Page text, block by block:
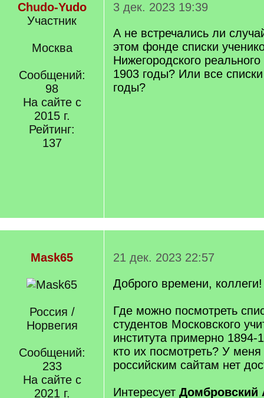
Chudo-Yudo
Участник
Москва
Сообщений:
98
На сайте с
2015 г.
Рейтинг:
137
3 дек. 2023 19:39
А не встречались ли
этом фонде списки
Нижегородского
1903 годы? Или все
годы?
Mask65
Россия /
Норвегия
Сообщений:
233
На сайте с
2021 г.
21 дек. 2023 22:57
Доброго времени, коллеги!
Где можно посмотреть
студентов Московского
института примерно 1894-
кто их посмотреть? У
российским сайтам нет
Интересует Домбровский